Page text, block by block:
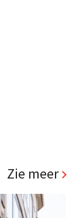
Zie meer